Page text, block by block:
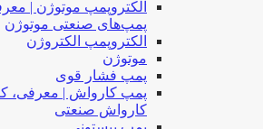
الکتروپمپ موتوژن |
پمپ‌های صنعتی موتوژن
الکتروپمپ الکتروژن
موتوژن
پمپ فشار قوی
پمپ کارواش | معرفی،
کارواش صنعتی